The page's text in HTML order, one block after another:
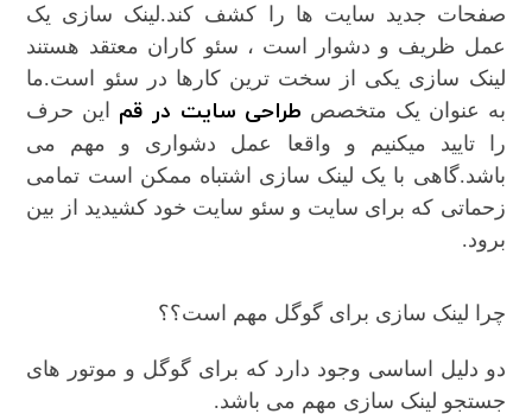
صفحات جدید سایت ها را کشف کند.لینک سازی یک
عمل ظریف و دشوار است ، سئو کاران معتقد هستند
لینک سازی یکی از سخت ترین کارها در سئو است.ما
به عنوان یک متخصص طراحی سایت در قم این حرف
را تایید میکنیم و واقعا عمل دشواری و مهم می
باشد.گاهی با یک لینک سازی اشتباه ممکن است تمامی
زحماتی که برای سایت و سئو سایت خود کشیدید از بین
برود.
چرا لینک سازی برای گوگل مهم است؟؟
دو دلیل اساسی وجود دارد که برای گوگل و موتور های
جستجو لینک سازی مهم می باشد.